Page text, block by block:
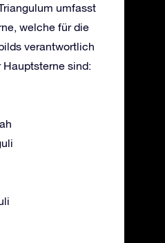
umfasst
welche für die
verantwortlich
Hauptsterne sind: